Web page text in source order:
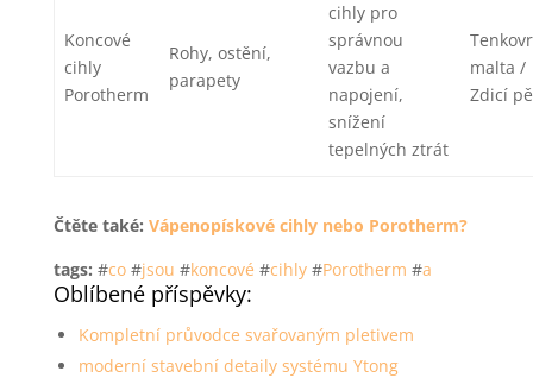
Koncové
cihly
Porotherm
Rohy, ostění,
parapety
cihly pro
správnou
vazbu a
napojení,
snížení
tepelných ztrát
malta /
Zdicí
Čtěte také: Vápenopískové cihly nebo Porotherm?
tags: #co#jsou #koncové #cihly#Porotherm #a
Oblíbené příspěvky:
Kompletní průvodce svařovaným pletivem
moderní stavební detaily systému Ytong